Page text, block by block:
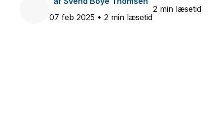
07 feb 2025 • 2 min læsetid
2 min læsetid